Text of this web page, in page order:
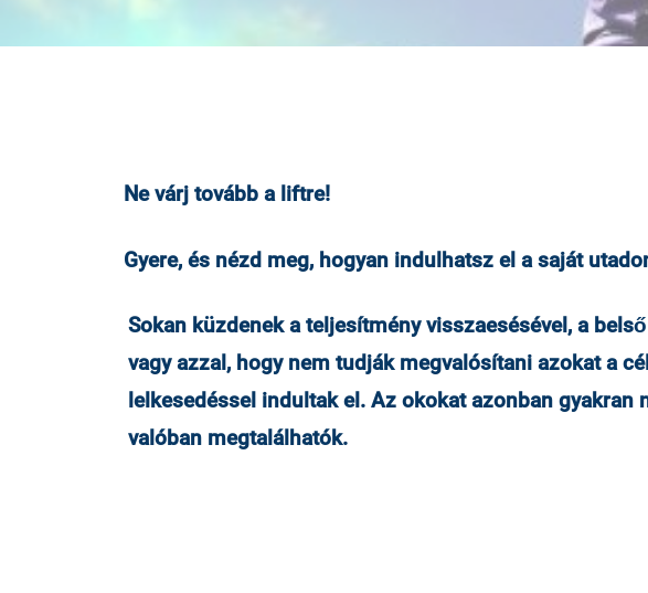
Ne várj tovább a liftre!
Gyere, és nézd meg, hogyan indulhatsz el a saját
Sokan küzdenek a teljesítmény visszaesésével, a
vagy azzal, hogy nem tudják megvalósítani azokat a
lelkesedéssel indultak el. Az okokat azonban gyakran
valóban megtalálhatók.